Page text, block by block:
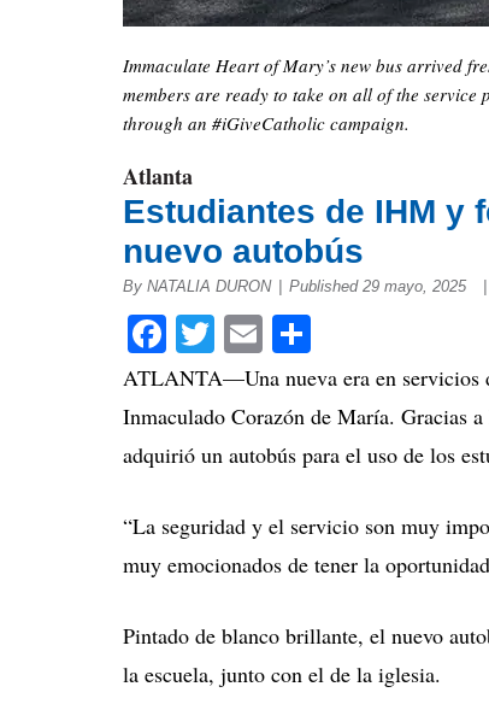
Immaculate Heart of Mary’s new bus arrived
members are ready to take on all of the
through an #iGiveCatholic campaign.
Atlanta
Estudiantes de IHM y
nuevo autobús
By NATALIA DURON Published 29 mayo, 2025
Facebook
Twitter
Email
ATLANTA—Una nueva era en servicios
Inmaculado Corazón de María. Gracias
adquirió un autobús para el uso de los
“La seguridad y el servicio son muy
muy emocionados de tener la
Pintado de blanco brillante, el nuevo
la escuela, junto con el de la iglesia.